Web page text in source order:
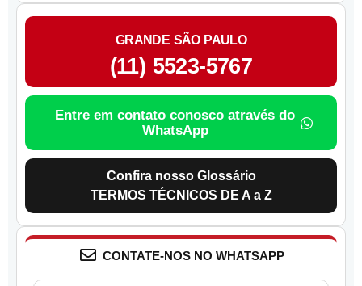
GRANDE SÃO PAULO
(11) 5523-5767
Entre em contato conosco através do
WhatsApp
Confira nosso Glossário
TERMOS TÉCNICOS DE A a Z
CONTATE-NOS NO WHATSAPP